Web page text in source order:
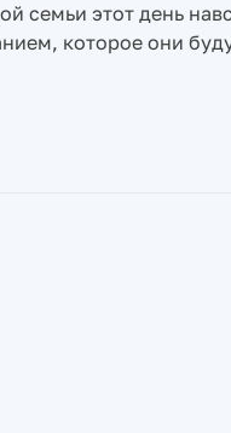
семьи этот день
которое они